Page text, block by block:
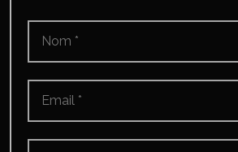
Nom *
Email *
Téléphoner *